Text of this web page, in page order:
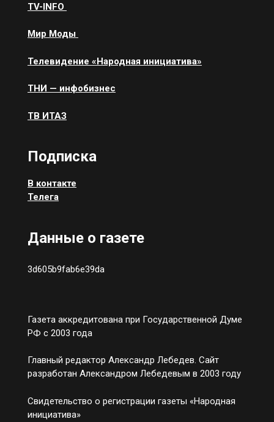
ТV-INFO
Мир Моды
Телевидение «Народная инициатива»
ТНИ — инфобизнес
ТВ ИТАЗ
Подписка
В контакте
Телега
Данные о газете
3d605b9fab6e39da
Газета аккредитована при Государственной Думе
РФ с 2003 года
Главный редактор Александр Лебедев. Сайт
разработан Александром Лебедевым в 2003 году
Свидетельство о регистрации газеты «Народная
инициатива»